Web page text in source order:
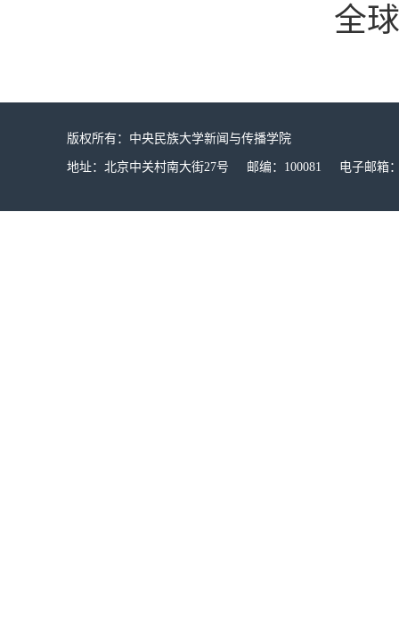
全
版权所有：中央民族大学新闻与传播学院
地址：北京中关村南大街27号 邮编：100081 电子邮箱：